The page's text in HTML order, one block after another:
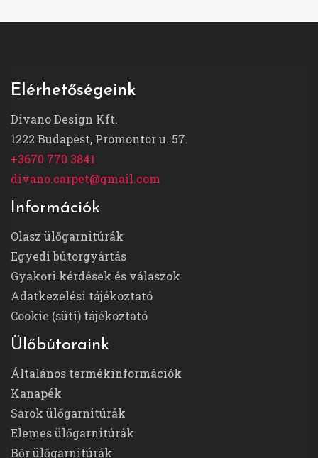
Elérhetőségeink
Divano Design Kft.
1222 Budapest, Promontor u. 57.
+3670 770 3841
divano.carpet@gmail.com
Információk
Olasz ülőgarnitúrák
Egyedi bútorgyártás
Gyakori kérdések és válaszok
Adatkezelési tájékoztató
Cookie (süti) tájékoztató
Ülőbútoraink
Általános termékinformációk
Kanapék
Sarok ülőgarnitúrák
Elemes ülőgarnitúrák
Bőr ülőgarnitúrák